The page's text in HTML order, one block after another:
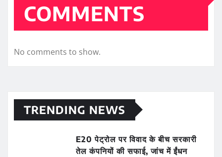
COMMENTS
No comments to show.
TRENDING NEWS
E20 पेट्रोल पर विवाद के बीच सरकारी
तेल कंपनियों की सफाई, जांच में ईंधन